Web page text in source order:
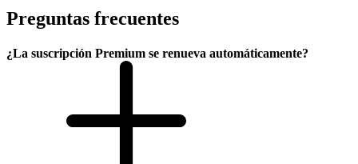
Preguntas frecuentes
¿La suscripción Premium se renueva automáticamente?